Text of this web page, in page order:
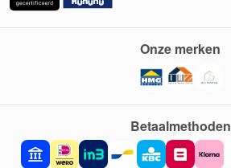
Betaalmethoden
Onze merken